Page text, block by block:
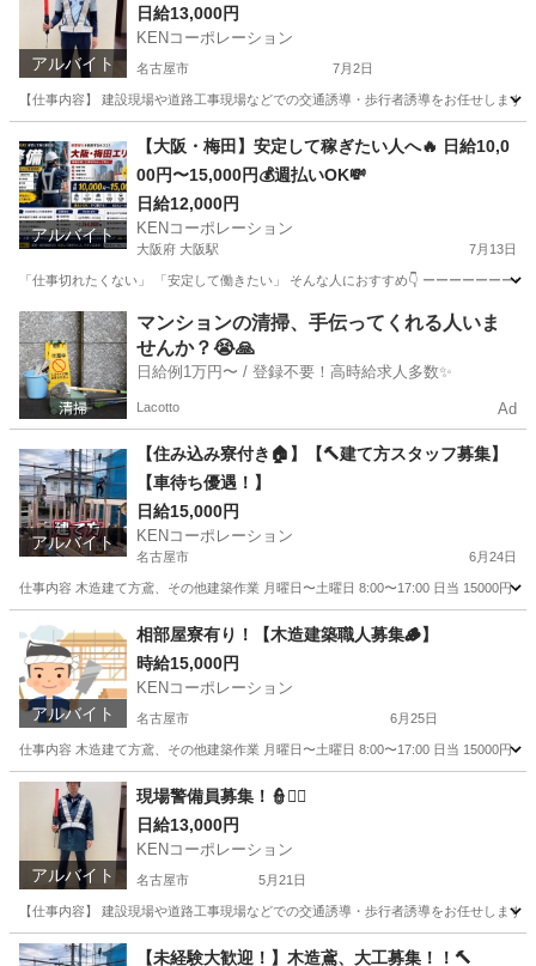
アルバイト
日給13,000円
KENコーポレーション
名古屋市 7月2日
【仕事内容】 建設現場や道路工事現場などでの交通誘導・歩行者誘導をお任せしま
その他 スタッフ
アルバイト
【大阪・梅田】安定して稼ぎたい人へ🔥 日給10,0
00円〜15,000円💰週払いOK💸
日給12,000円
KENコーポレーション
大阪府 大阪駅 7月13日
「仕事切れたくない」 「安定して働きたい」 そんな人におすすめ👇 ーーーーーー
大阪 大阪市 大阪駅 警備員 梅田
マンションの清掃、手伝ってくれる人いま
せんか？😭🙏
日給例1万円〜 / 登録不要！高時給求人多数✨
Lacotto Ad
アルバイト
【住み込み寮付き🏠】【🔨建て方スタッフ募集】
【車待ち優遇！】
日給15,000円
KENコーポレーション
名古屋市 6月24日
仕事内容 木造建て方鳶、その他建築作業 月曜日〜土曜日 8:00〜17:00 日当 15000円
愛知 鳶職
アルバイト
相部屋寮有り！【木造建築職人募集🪵】
時給15,000円
KENコーポレーション
名古屋市 6月25日
仕事内容 木造建て方鳶、その他建築作業 月曜日〜土曜日 8:00〜17:00 日当 15000円
愛知 名古屋市 鳶職
アルバイト
現場警備員募集！👮👮‍♂️
日給13,000円
KENコーポレーション
名古屋市 5月21日
【仕事内容】 建設現場や道路工事現場などでの交通誘導・歩行者誘導をお任せしま
愛知 名古屋市 その他 建設現場
【未経験大歓迎！】木造鳶、大工募集！！🔨